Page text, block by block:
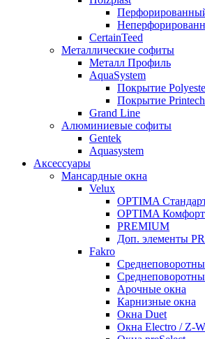
CertainTeed
Металлические софиты
Металл Профиль
AquaSystem
Покрытие
Покрытие Printech
Grand Line
Алюминиевые софиты
Gentek
Aquasystem
Аксессуары
Мансардные окна
Velux
OPTIMA
OPTIMA Комфорт
PREMIUM
Доп. элементы
Fakro
Арочные окна
Карнизные окна
Окна Duet
Окна Electro / Z-